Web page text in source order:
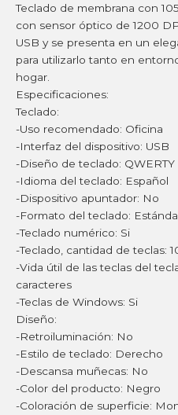
Teclado de membrana con
con sensor óptico de 1200
USB y se presenta en un
para utilizarlo tanto en
hogar.
Especificaciones:
Teclado:
-Uso recomendado: Oficina
-Interfaz del dispositivo: USB
-Diseño de teclado: QWERTY
-Idioma del teclado: Español
-Dispositivo apuntador: No
-Formato del teclado:
-Teclado numérico: Si
-Teclado, cantidad de teclas:
-Vida útil de las teclas del
caracteres
-Teclas de Windows: Si
Diseño:
-Retroiluminación: No
-Estilo de teclado: Derecho
-Descansa muñecas: No
-Color del producto: Negro
-Coloración de superficie: